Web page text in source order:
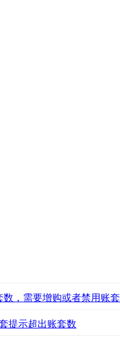
，需要增购或者禁用账套
提示超出账套数